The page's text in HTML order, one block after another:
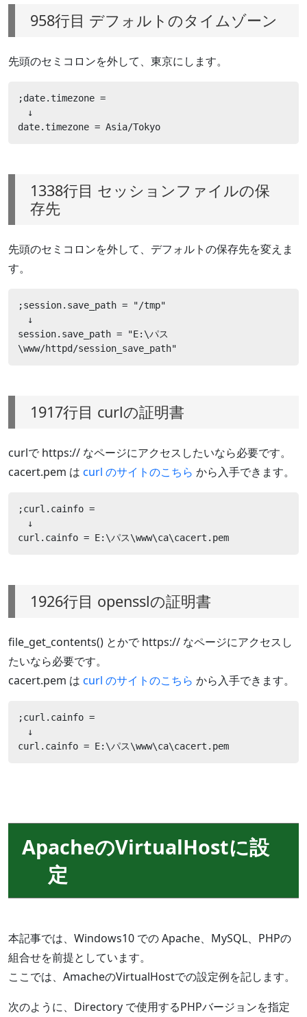
958行目 デフォルトのタイムゾーン
先頭のセミコロンを外して、東京にします。
;date.timezone =
↓
date.timezone = Asia/Tokyo
1338行目 セッションファイルの保
存先
先頭のセミコロンを外して、デフォルトの保存先を変えま
す。
;session.save_path = "/tmp"
↓
session.save_path = "E:\パス
\www/httpd/session_save_path"
1917行目 curlの証明書
curlで https:// なページにアクセスしたいなら必要です。
cacert.pem は curl のサイトのこちら から入手できます。
;curl.cainfo =
↓
curl.cainfo = E:\パス\www\ca\cacert.pem
1926行目 opensslの証明書
file_get_contents() とかで https:// なページにアクセスし
たいなら必要です。
cacert.pem は curl のサイトのこちら から入手できます。
;curl.cainfo =
↓
curl.cainfo = E:\パス\www\ca\cacert.pem
ApacheのVirtualHostに設
定
本記事では、Windows10 での Apache、MySQL、PHPの
組合せを前提としています。
ここでは、AmacheのVirtualHostでの設定例を記します。
次のように、Directory で使用するPHPバージョンを指定